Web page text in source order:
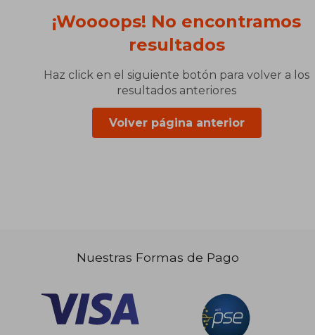
¡Woooops! No encontramos
resultados
Haz click en el siguiente botón para volver a los
resultados anteriores
Volver página anterior
Nuestras Formas de Pago